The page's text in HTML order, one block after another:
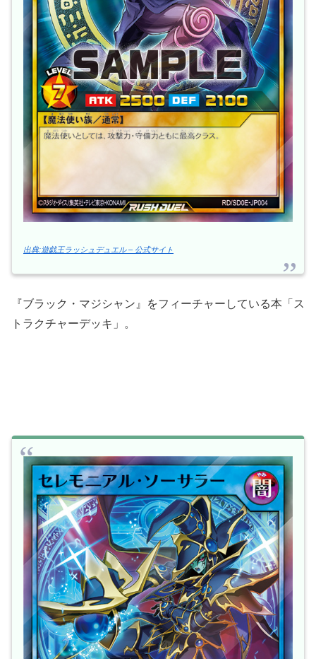
出典:遊戯王ラッシュデュエル – 公式サイト
『ブラック・マジシャン』をフィーチャーしている本「ス
トラクチャーデッキ」。